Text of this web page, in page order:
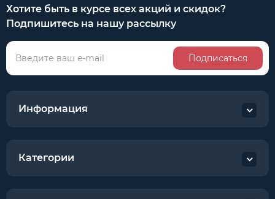
Хотите быть в курсе всех акций и скидок?
Подпишитесь на нашу рассылку
Подписаться
Информация
Категории